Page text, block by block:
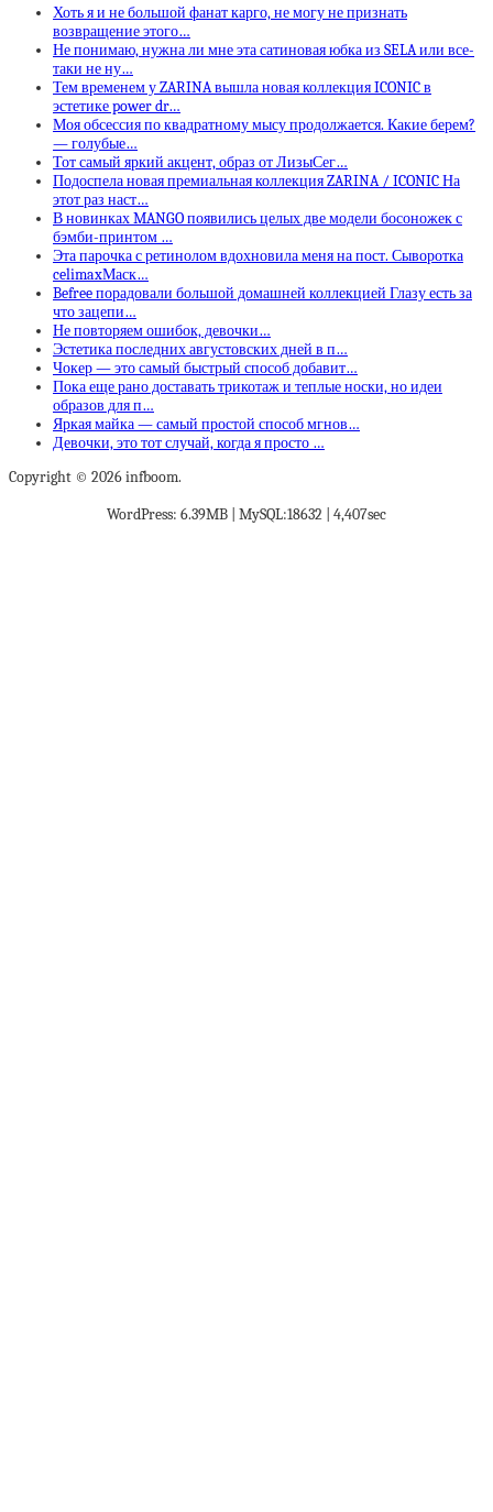
Хоть я и не большой фанат карго, не могу не признать
возвращение этого…
Не понимаю, нужна ли мне эта сатиновая юбка из SELA или все-
таки не ну…
Тем временем у ZARINA вышла новая коллекция ICONIC в
эстетике power dr…
Моя обсессия по квадратному мысу продолжается. Какие берем?
— голубые…
Тот самый яркий акцент, образ от ЛизыСег…
Подоспела новая премиальная коллекция ZARINA / ICONIC На
этот раз наст…
В новинках MANGO появились целых две модели босоножек с
бэмби-принтом …
Эта парочка с ретинолом вдохновила меня на пост. Сыворотка
celimaxМаск…
Befree порадовали большой домашней коллекцией Глазу есть за
что зацепи…
Не повторяем ошибок, девочки…
Эстетика последних августовских дней в п…
Чокер — это самый быстрый способ добавит…
Пока еще рано доставать трикотаж и теплые носки, но идеи
образов для п…
Яркая майка — самый простой способ мгнов…
Девочки, это тот случай, когда я просто …
Copyright © 2026 infboom.
WordPress: 6.39MB | MySQL:18632 | 4,407sec